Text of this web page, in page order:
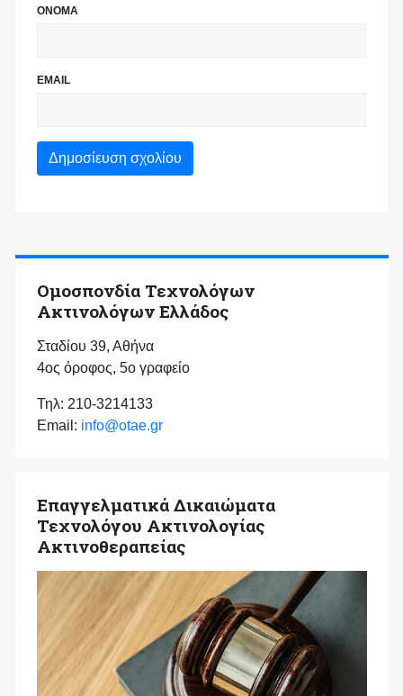
ΟΝΟΜΑ
EMAIL
Ομοσπονδία Τεχνολόγων
Ακτινολόγων Ελλάδος
Σταδίου 39, Αθήνα
4ος όροφος, 5ο γραφείο
Τηλ: 210-3214133
Email: info@otae.gr
Επαγγελματικά Δικαιώματα
Τεχνολόγου Ακτινολογίας
Ακτινοθεραπείας